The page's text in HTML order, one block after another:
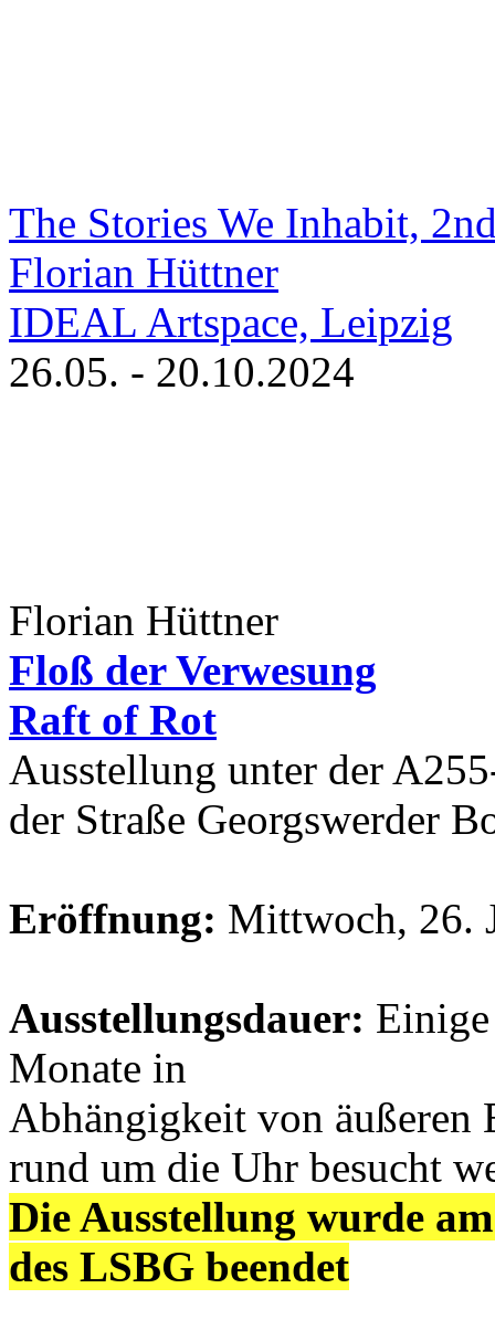
The Stories We Inhabit,
Florian Hüttner
IDEAL Artspace, Leipzig
26.05. - 20.10.2024
Florian Hüttner
Floß der Verwesung
Raft of Rot
Ausstellung unter der
der Straße Georgswerder
Eröffnung: Mittwoch, 26.
Ausstellungsdauer:
Monate in
Abhängigkeit von äußeren
rund um die Uhr besucht
Die Ausstellung wurde
des LSBG beendet